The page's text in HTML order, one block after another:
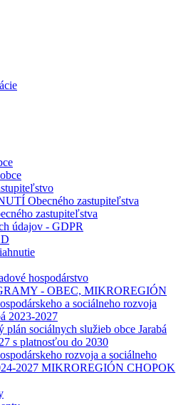
Obecného zastupiteľstva
zastupiteľstva
údajov - GDPR
hospodárstvo
- OBEC, MIKROREGIÓN
a sociálneho rozvoja
2023-2027
plán sociálnych služieb obce Jarabá
s platnosťou do 2030
rozvoja a sociálneho
2027 MIKROREGIÓN CHOPOK